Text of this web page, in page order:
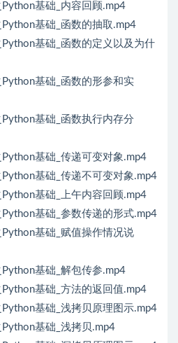
基础_内容回顾.mp4
基础_函数的抽取.mp4
基础_函数的定义以及为什
基础_函数的形参和实
基础_函数执行内存分
基础_传递可变对象.mp4
基础_传递不可变对象.mp4
基础_上午内容回顾.mp4
基础_参数传递的形式.mp4
基础_赋值操作情况说
基础_解包传参.mp4
基础_方法的返回值.mp4
基础_浅拷贝原理图示.mp4
基础_浅拷贝.mp4